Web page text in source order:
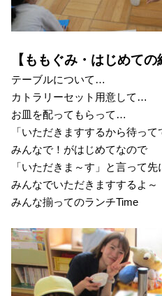
【ももぐみ・はじめての
テーブルについて…
カトラリーセット用意して…
お皿を配ってもらって…
「いただきますするから待って
みんなで！がはじめてなので
「いただきま～す」と言って
みんなでいただきますするよ～
みんな揃ってのランチTime